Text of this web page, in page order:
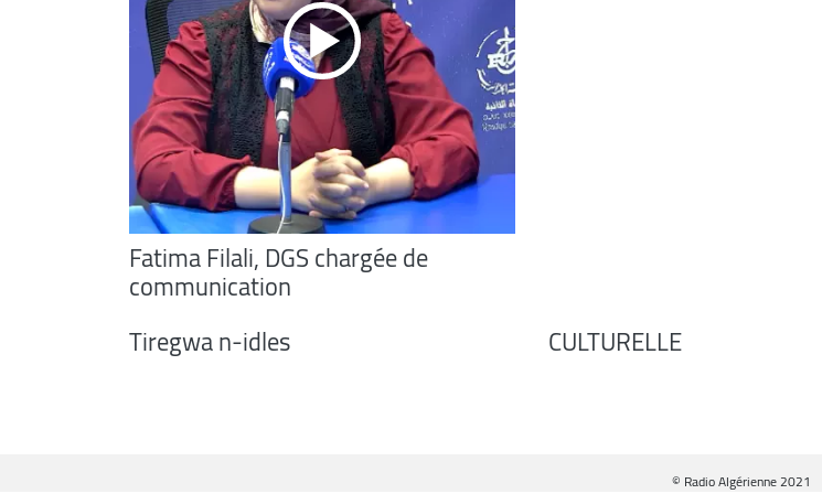
Fatima Filali, DGS chargée de
communication
Tiregwa n-idles CULTURELLE
© Radio Algérienne 2021